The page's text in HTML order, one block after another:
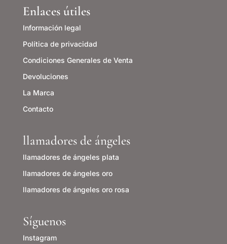
Enlaces útiles
Información legal
Política de privacidad
Condiciones Generales de Venta
Devoluciones
La Marca
Contacto
llamadores de ángeles
llamadores de ángeles plata
llamadores de ángeles oro
llamadores de ángeles oro rosa
Síguenos
Instagram